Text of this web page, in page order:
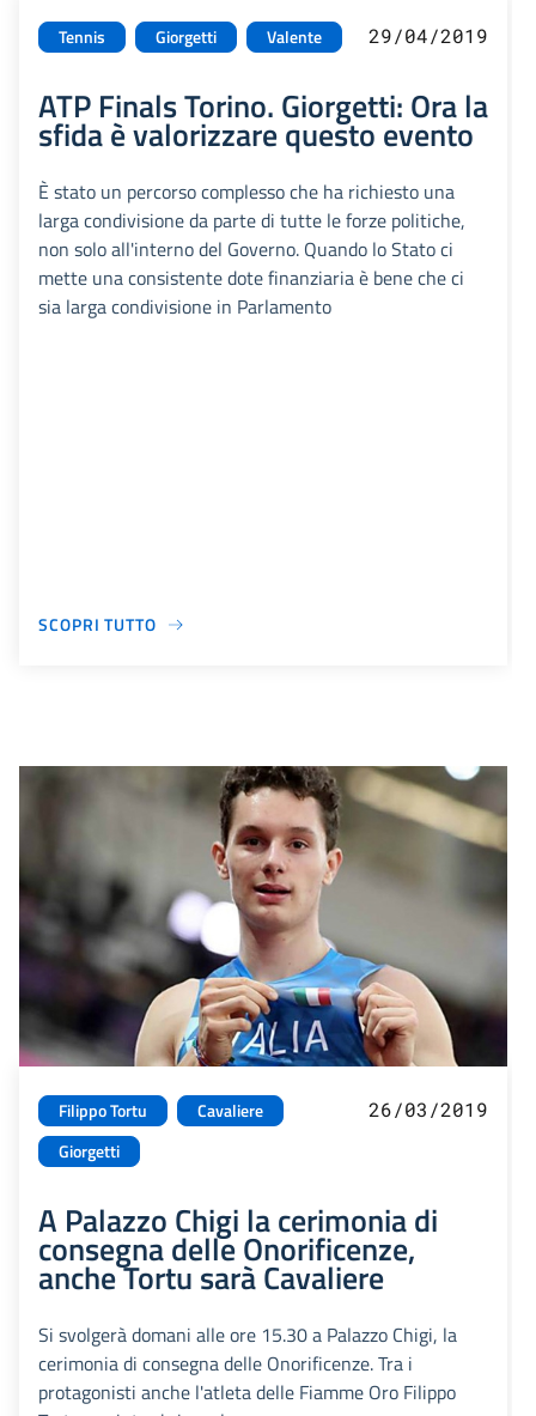
Tennis Giorgetti Valente 29/04/2019
ATP Finals Torino. Giorgetti: Ora la
sfida è valorizzare questo evento
È stato un percorso complesso che ha richiesto una
larga condivisione da parte di tutte le forze politiche,
non solo all'interno del Governo. Quando lo Stato ci
mette una consistente dote finanziaria è bene che ci
sia larga condivisione in Parlamento
SCOPRI TUTTO
Filippo Tortu
Cavaliere
Giorgetti
26/03/2019
A Palazzo Chigi la cerimonia di
consegna delle Onorificenze,
anche Tortu sarà Cavaliere
Si svolgerà domani alle ore 15.30 a Palazzo Chigi, la
cerimonia di consegna delle Onorificenze. Tra i
protagonisti anche l'atleta delle Fiamme Oro Filippo